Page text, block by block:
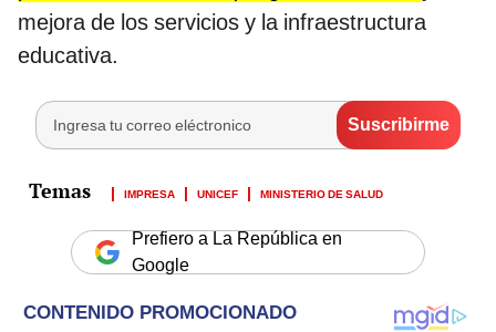
mejora de los servicios y la infraestructura
educativa.
IMPRESA UNICEF MINISTERIO DE SALUD
Prefiero a La República en
Google